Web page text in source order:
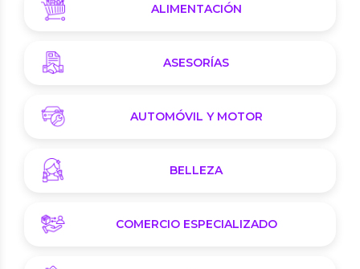
ALIMENTACIÓN
ASESORÍAS
AUTOMÓVIL Y MOTOR
BELLEZA
COMERCIO ESPECIALIZADO